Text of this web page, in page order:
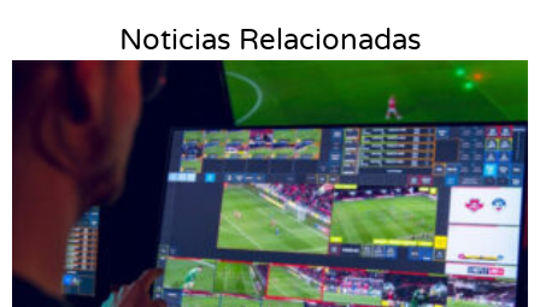
Noticias Relacionadas